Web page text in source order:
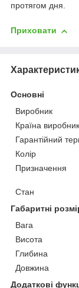
протягом дня.
Приховати
Основні
Виробник
Країна виробник
Гарантійний
Колір
Призначення
Стан
Габаритні
Вага
Висота
Глибина
Довжина
Додаткові